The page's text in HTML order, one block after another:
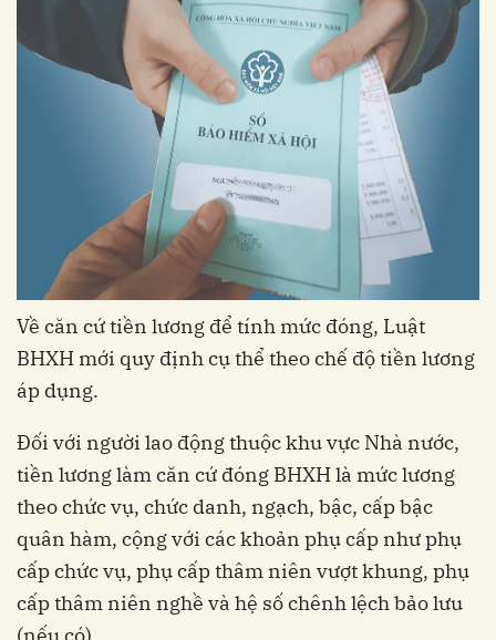
Về căn cứ tiền lương để tính mức đóng, Luật
BHXH mới quy định cụ thể theo chế độ tiền lương
áp dụng.
Đối với người lao động thuộc khu vực Nhà nước,
tiền lương làm căn cứ đóng BHXH là mức lương
theo chức vụ, chức danh, ngạch, bậc, cấp bậc
quân hàm, cộng với các khoản phụ cấp như phụ
cấp chức vụ, phụ cấp thâm niên vượt khung, phụ
cấp thâm niên nghề và hệ số chênh lệch bảo lưu
(nếu có).